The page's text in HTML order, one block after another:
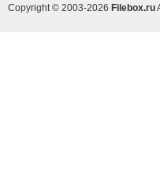
Copyright © 2003-2026 Filebox.ru